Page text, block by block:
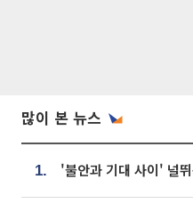
많이 본 뉴스
1.